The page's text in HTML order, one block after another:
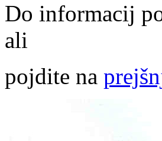
Do informacij
ali
pojdite na